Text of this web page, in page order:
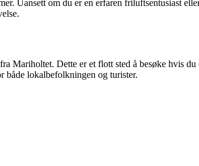
Uansett om du er en erfaren friluftsentusiast
Mariholtet. Dette er et flott sted å besøke hvis
både lokalbefolkningen og turister.